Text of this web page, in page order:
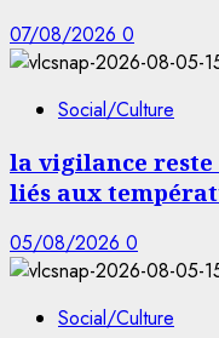
07/08/2026 0
Social/Culture
la vigilance reste
liés aux
05/08/2026 0
Social/Culture